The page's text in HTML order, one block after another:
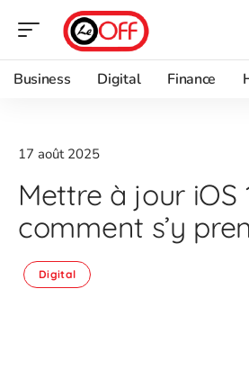
Business Digital Finance
17 août 2025
Mettre à jour iOS
comment s’y
Digital